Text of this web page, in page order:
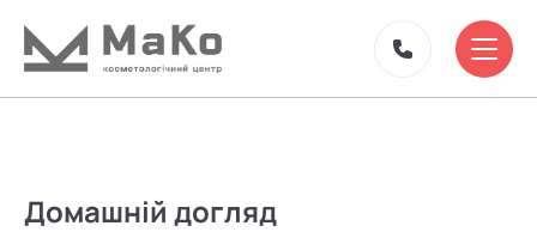
Домашній догляд